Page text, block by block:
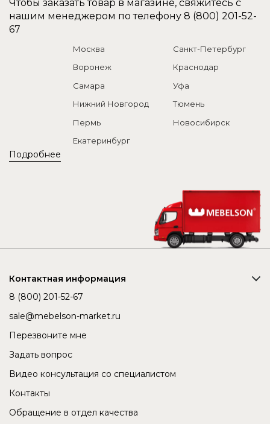
Чтобы заказать товар в магазине, свяжитесь с
нашим менеджером по телефону 8 (800) 201-52-
67
Подробнее
Москва
Санкт-Петербург
Воронеж
Краснодар
Самара
Уфа
Нижний Новгород
Тюмень
Пермь
Новосибирск
Екатеринбург
Контактная информация
8 (800) 201-52-67
sale@mebelson-market.ru
Перезвоните мне
Задать вопрос
Видео консультация со специалистом
Контакты
Обращение в отдел качества